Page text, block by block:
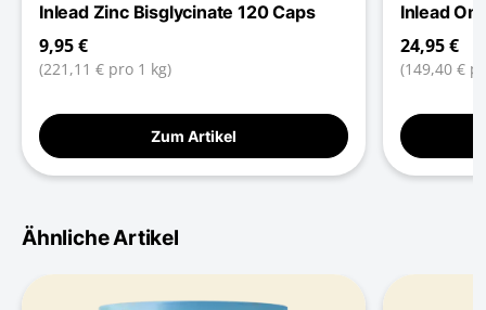
Inlead Zinc Bisglycinate 120 Caps
9,95 €
(221,11 € pro 1 kg)
Zum Artikel
Inlead
24,95 €
(149,40 €
Ähnliche Artikel